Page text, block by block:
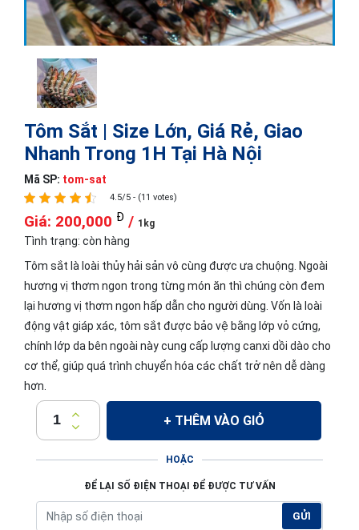
Tôm Sắt | Size Lớn, Giá Rẻ, Giao
Nhanh Trong 1H Tại Hà Nội
Mã SP: tom-sat
4.5/5 - (11 votes)
Giá: 200,000 Đ / 1kg
Tình trạng: còn hàng
Tôm sắt là loài thủy hải sản vô cùng được ưa chuộng. Ngoài
hương vị thơm ngon trong từng món ăn thì chúng còn đem
lại hương vị thơm ngon hấp dẫn cho người dùng. Vốn là loài
động vật giáp xác, tôm sắt được bảo vệ bằng lớp vỏ cứng,
chính lớp da bên ngoài này cung cấp lượng canxi dồi dào cho
cơ thể, giúp quá trình chuyển hóa các chất trở nên dễ dàng
hơn.
+ THÊM VÀO GIỎ
HOẶC
ĐỂ LẠI SỐ ĐIỆN THOẠI ĐỂ ĐƯỢC TƯ VẤN
GỬI